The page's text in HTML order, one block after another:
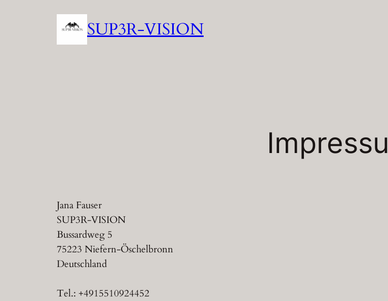
SUP3R-VISION
Jana Fauser
SUP3R-VISION
Bussardweg 5
75223 Niefern-Öschelbronn
Deutschland
Tel.: +4915510924452